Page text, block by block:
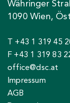
Währinger
1090 Wien,
T +43 1 319 45
F +43 1 319 83
office@dsc.at
Impressum
AGB